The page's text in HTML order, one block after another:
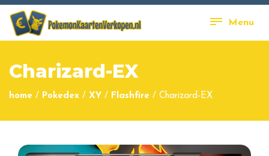
Menu
Charizard-EX
home / Pokedex / XY / Flashfire / Charizard-EX